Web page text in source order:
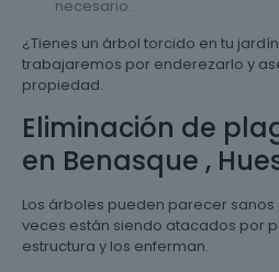
necesario.
¿Tienes un árbol torcido en tu
trabajaremos por enderezarlo y
propiedad.
Eliminación de
en Benasque ,
Los árboles pueden parecer
veces están siendo atacados por
estructura y los enferman.